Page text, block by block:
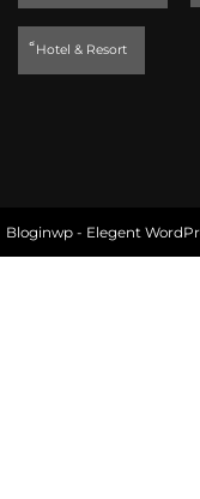
็Hotel & Resort
Bloginwp - Elegent